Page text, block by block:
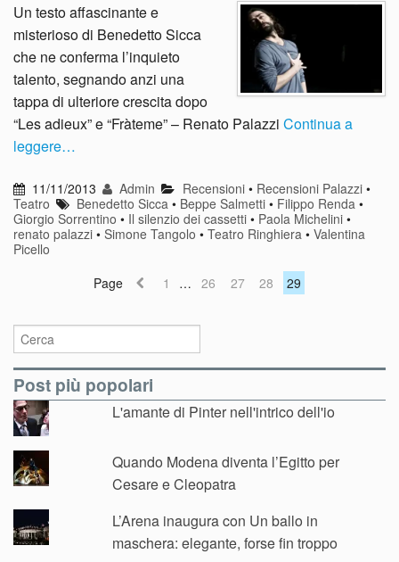
Un testo affascinante e
misterioso di Benedetto Sicca
che ne conferma l’inquieto
talento, segnando anzi una
tappa di ulteriore crescita dopo
“Les adieux” e “Fràteme” – Renato Palazzi Continua a
leggere…
11/11/2013 Admin Recensioni• Recensioni Palazzi•
Teatro
Benedetto Sicca • Beppe Salmetti • Filippo Renda •
Giorgio Sorrentino • Il silenzio dei cassetti • Paola Michelini •
renato palazzi • Simone Tangolo • Teatro Ringhiera • Valentina
Picello
Page
1 … 26 27 28 29
Post più popolari
L'amante di Pinter nell'intrico dell'io
Quando Modena diventa l’Egitto per
Cesare e Cleopatra
L’Arena inaugura con Un ballo in
maschera: elegante, forse fin troppo